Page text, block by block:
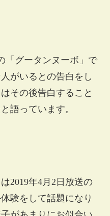
「グータンヌーボ」で
がいるとの告白をし
その後告白すること
語っています。
2019年4月2日放送の
験をして話題になり